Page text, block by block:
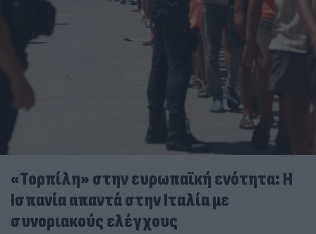
«Τορπίλη» στην ευρωπαϊκή ενότητα: Η
Ισπανία απαντά στην Ιταλία με
συνοριακούς ελέγχους